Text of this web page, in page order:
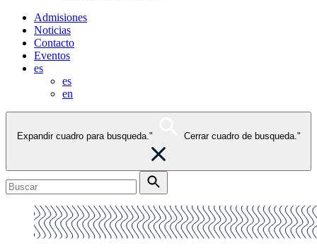
Admisiones
Noticias
Contacto
Eventos
es
es
en
Expandir cuadro para busqueda." Cerrar cuadro de busqueda."